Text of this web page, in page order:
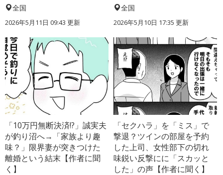
全国
2026年5月11日 09:43 更新
全国
2026年5月10日 17:35 更新
「10万円無断決済!?」誠実夫
が釣り沼へ→「家族より趣
味？」限界妻が突きつけた
離婚という結末【作者に聞
く】
「セクハラ」を「ミス」で
撃退？ツインの部屋を予約
した上司、女性部下の切れ
味鋭い反撃にに「スカッと
した」の声【作者に聞く】